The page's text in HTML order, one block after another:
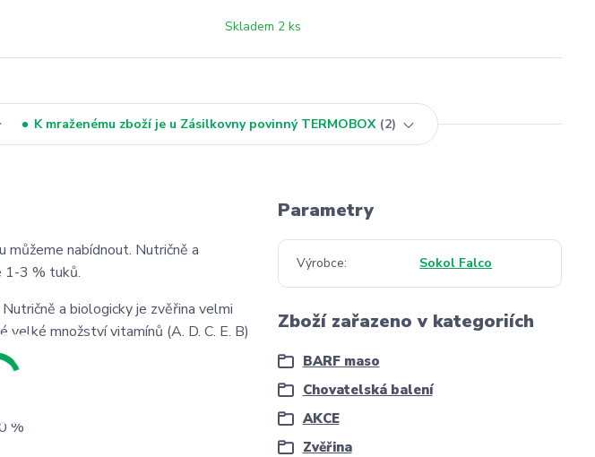
Skladem 2 ks
K mraženému zboží je u Zásilkovny povinný TERMOBOX 2
můžeme nabídnout. Nutričně a
1-3 % tuků.
a biologicky je zvěřina velmi
množství vitamínů (A. D. C. E. B)
%
Parametry
Výrobce Sokol Falco
Zboží zařazeno v kategoriích
BARF maso
Chovatelská balení
AKCE
Zvěřina